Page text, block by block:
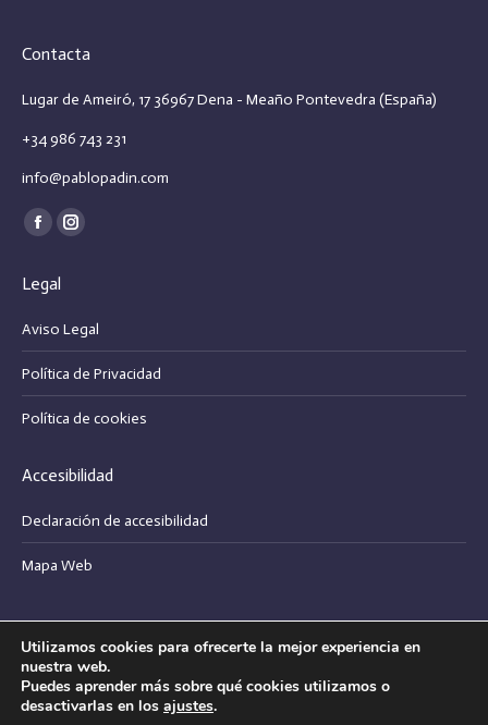
Contacta
Lugar de Ameiró, 17 36967 Dena - Meaño Pontevedra (España)
+34 986 743 231
info@pablopadin.com
Encuéntranos en:
Facebook
opens
new
window
Instagram
new
window
Legal
Aviso Legal
Política de Privacidad
Política de cookies
Accesibilidad
Declaración de accesibilidad
Mapa Web
Bodegas Pablo Padín, s.l. - Copyright © 2025
Utilizamos cookies para ofrecerte la mejor experiencia en
nuestra web.
Puedes aprender más sobre qué cookies utilizamos o
desactivarlas en los ajustes.